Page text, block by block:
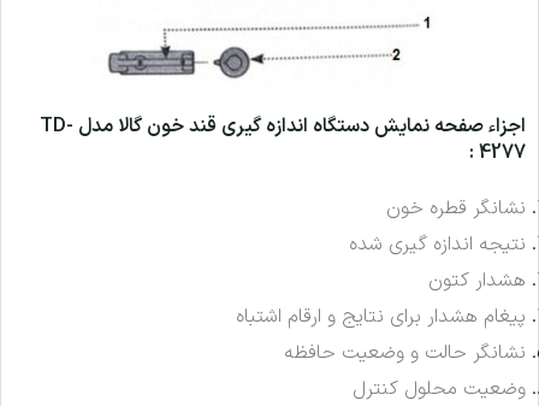
اجزاء صفحه نمایش دستگاه اندازه گیری قند خون گالا مدل TD-
4277 :
نشانگر قطره خون
نتیجه اندازه گیری شده
هشدار کتون
پیغام هشدار برای نتایج و ارقام اشتباه
نشانگر حالت و وضعیت حافظه
وضعیت محلول کنترل